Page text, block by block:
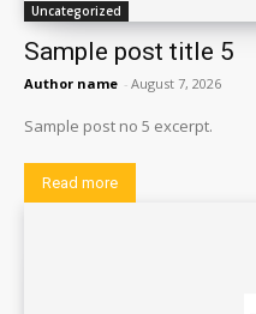
Uncategorized
Sample post title 5
Author name - August 7, 2026
Sample post no 5 excerpt.
Read more